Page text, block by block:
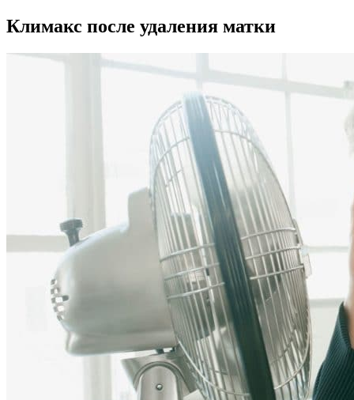
Климакс после удаления матки